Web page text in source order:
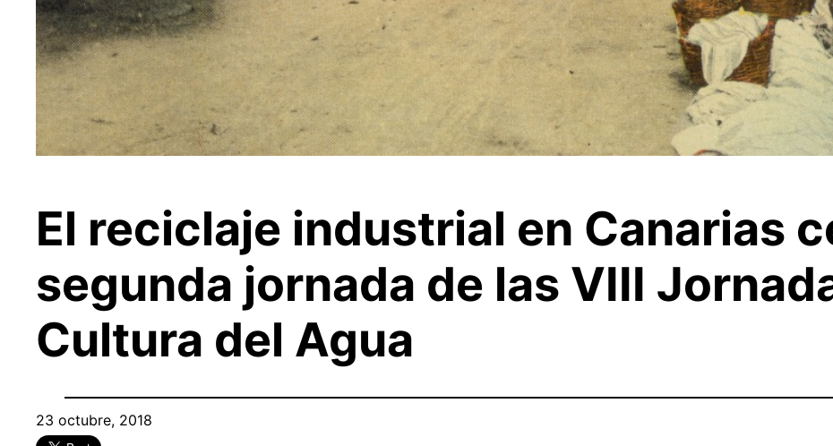
El reciclaje industrial en Canarias
segunda jornada de las VIII
Cultura del Agua
23 octubre, 2018